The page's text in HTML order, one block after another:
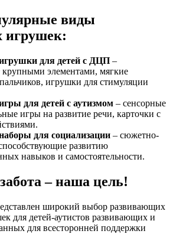
виды
игрушек:
для детей с ДЦП –
крупными элементами, мягкие
игрушки для стимуляции
для детей с аутизмом – сенсорные
игры на развитие речи, карточки с
для социализации – сюжетно-
развитию
навыков и самостоятельности.
– наша цель!
широкий выбор развивающих
для детей-аутистов развивающих и
для всесторонней поддержки